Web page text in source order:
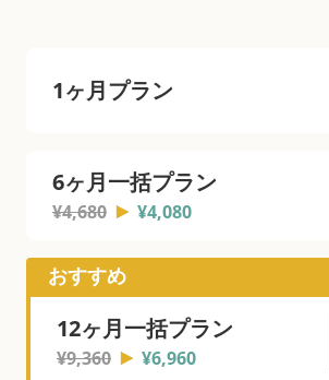
1ヶ月プラン
6ヶ月一括プラン
¥4,680 ¥4,080
おすすめ
12ヶ月一括プラン
¥9,360 ¥6,960